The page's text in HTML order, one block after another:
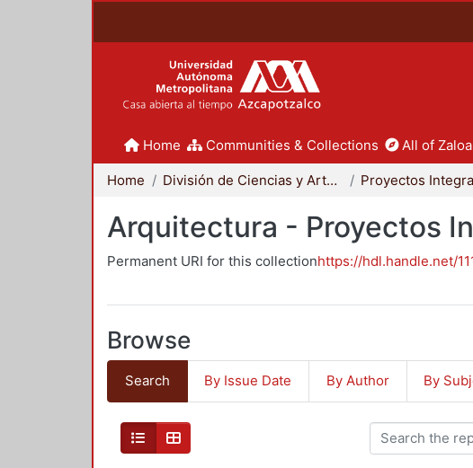
Home Communities & Collections All of
Home División de Ciencias y Artes para el Diseño
Arquitectura - Proyectos
Permanent URI for this collectionhttps://hdl.handle.net/
Browse
Search By Issue Date By Author By